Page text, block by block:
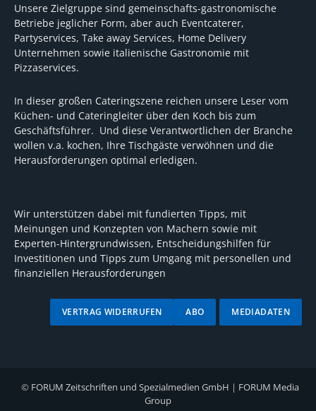
Unsere Zielgruppe sind gemeinschafts-gastronomische
Betriebe jeglicher Form, aber auch Eventcaterer,
Partyservices, Take away Services, Home Delivery
Unternehmen sowie italienische Gastronomie mit
Pizzaservices.
In dieser großen Cateringszene reichen unsere Leser vom
Küchen- und Cateringleiter über den Koch bis zum
Geschäftsführer. Und diese Verantwortlichen der Branche
wollen v.a. kochen, Ihre Tischgäste verwöhnen und die
Herausforderungen optimal erledigen.
Wir unterstützen dabei mit fundierten Tipps, mit
Meinungen und Konzepten von Machern sowie mit
Experten-Hintergrundwissen, Entscheidungshilfen für
Investitionen und Tipps zum Umgang mit personellen und
finanziellen Herausforderungen
MEDIADATEN
ABO
VERTRAG WIDERRUFEN
© FORUM Zeitschriften und Spezialmedien GmbH | FORUM Media
Group